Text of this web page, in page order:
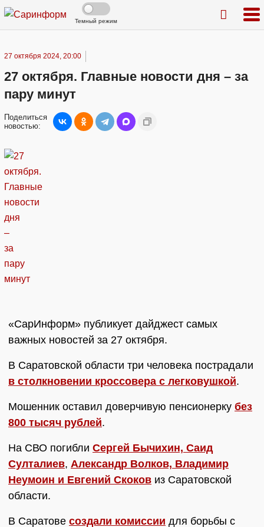
Темный режим
27 октября 2024, 20:00
27 октября. Главные новости дня – за
пару минут
Поделиться
новостью:
«СарИнформ» публикует дайджест самых
важных новостей за 27 октября.
В Саратовской области три человека пострадали
в столкновении кроссовера с легковушкой.
Мошенник оставил доверчивую пенсионерку без
800 тысяч рублей.
На СВО погибли Сергей Бычихин, Саид
Султалиев, Александр Волков, Владимир
Неумоин и Евгений Скоков из Саратовской
области.
В Саратове создали комиссии для борьбы с